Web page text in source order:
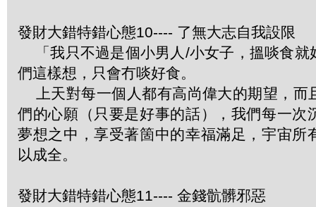
發財大錯特錯心態10---- 了無大志自我設限
「我只不過是個小男人/小女子，搵啖食就
們這樣想，只會冇啖好食。
上天對每一個人都有高尚偉大的期望，而
們的心願（只要是好事的話），我們每一次
夢想之中，享受著箇中的幸福滿足，宇宙所
以成全。
發財大錯特錯心態11---- 金錢骯髒邪惡